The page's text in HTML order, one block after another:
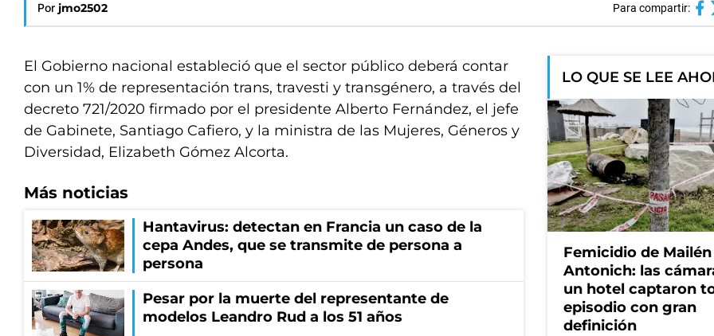
Por jmo2502 Para compartir:
El Gobierno nacional estableció que el sector público deberá contar
con un 1% de representación trans, travesti y transgénero, a través del
decreto 721/2020 firmado por el presidente Alberto Fernández, el jefe
de Gabinete, Santiago Cafiero, y la ministra de las Mujeres, Géneros y
Diversidad, Elizabeth Gómez Alcorta.
Más noticias
Hantavirus: detectan en Francia un caso de la
cepa Andes, que se transmite de persona a
persona
Pesar por la muerte del representante de
modelos Leandro Rud a los 51 años
LO QUE SE LEE
Femicidio de Mailén
Antonich: las
un hotel captaron
episodio con gran
definición